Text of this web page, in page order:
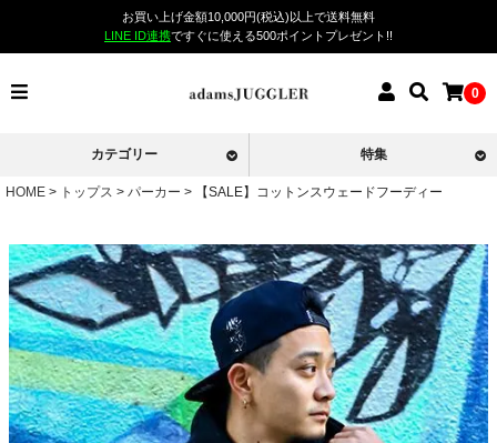
お買い上げ金額10,000円(税込)以上で送料無料
LINE ID連携ですぐに使える500ポイントプレゼント!!
0
カテゴリー 特集
HOME トップス パーカー 【SALE】コットンスウェードフーディー